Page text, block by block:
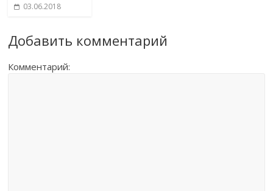
03.06.2018
Добавить комментарий
Комментарий: